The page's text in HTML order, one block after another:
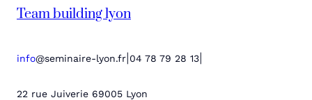
Team building lyon
info@seminaire-lyon.fr 04 78 79 28 13
22 rue Juiverie 69005 Lyon